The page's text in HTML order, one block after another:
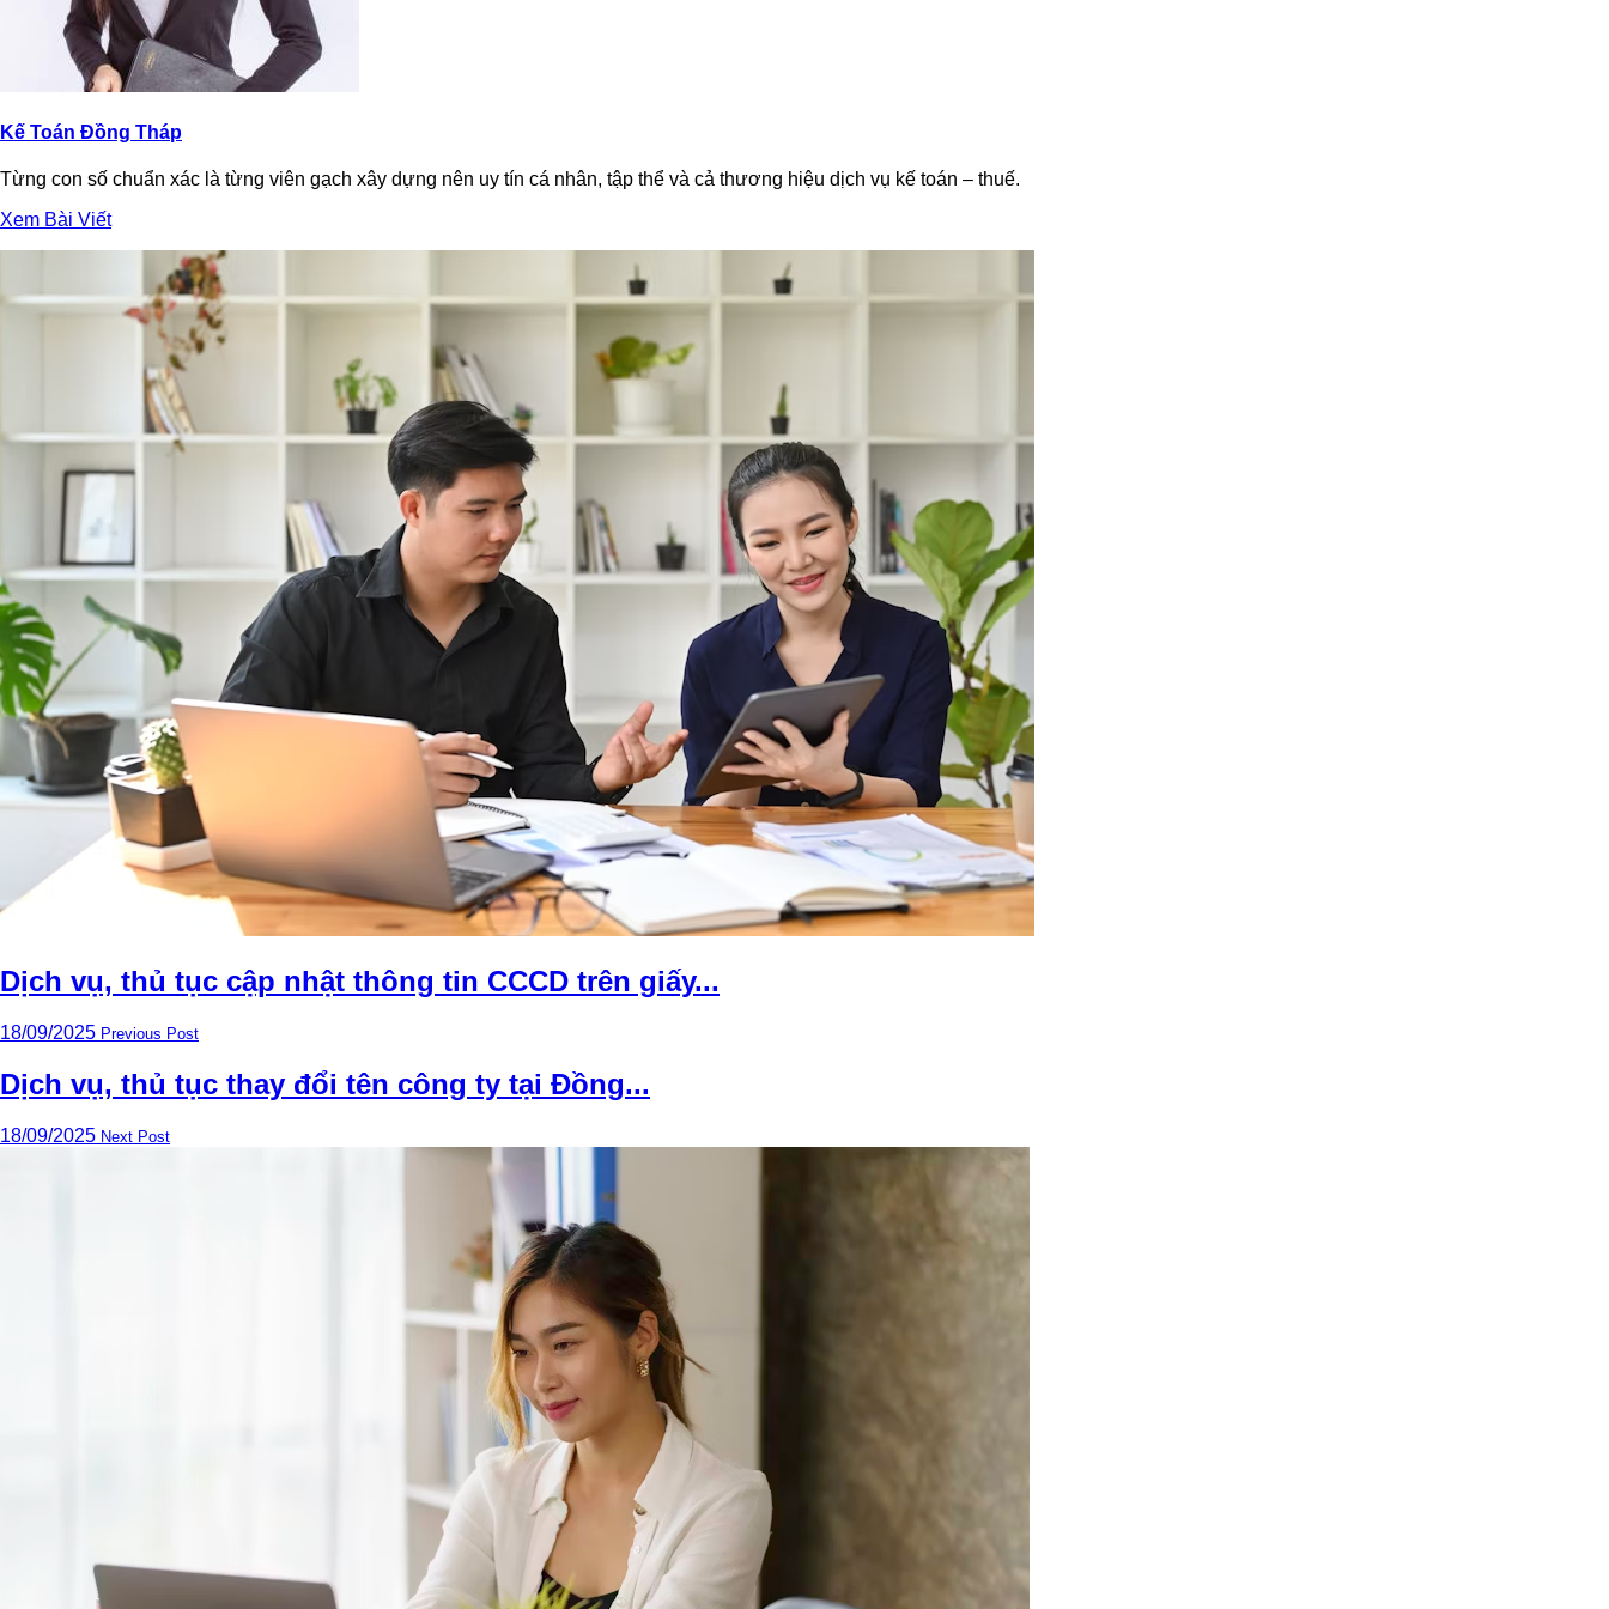
Kế Toán Đồng Tháp
Từng con số chuẩn xác là từng viên gạch xây dựng nên uy tín cá nhân, tập thể và cả thương hiệu dịch vụ kế toán – thuế.
Xem Bài Viết
Dịch vụ, thủ tục cập nhật thông tin CCCD trên giấy...
18/09/2025 Previous Post
Dịch vụ, thủ tục thay đổi tên công ty tại Đồng...
18/09/2025 Next Post